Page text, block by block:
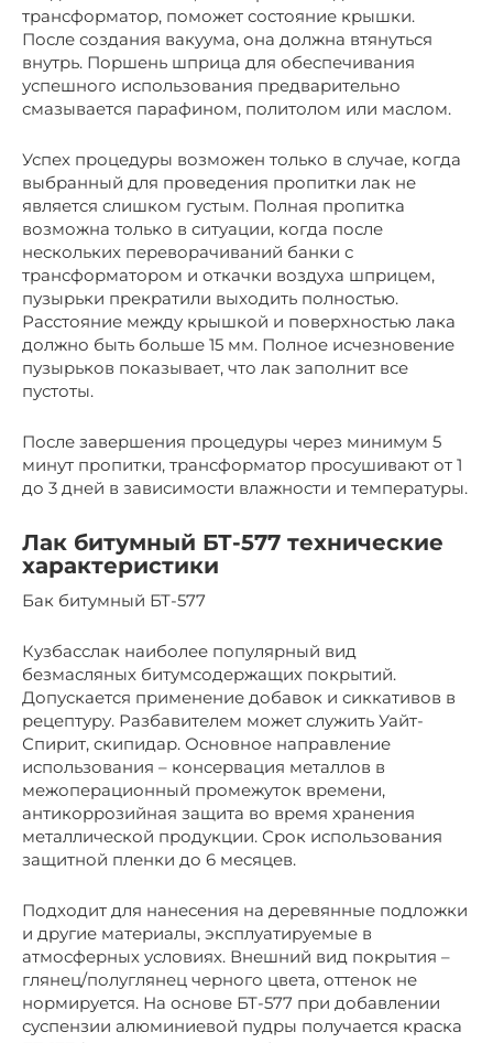
трансформатор, поможет состояние крышки.
После создания вакуума, она должна втянуться
внутрь. Поршень шприца для обеспечивания
успешного использования предварительно
смазывается парафином, политолом или маслом.
Успех процедуры возможен только в случае, когда
выбранный для проведения пропитки лак не
является слишком густым. Полная пропитка
возможна только в ситуации, когда после
нескольких переворачиваний банки с
трансформатором и откачки воздуха шприцем,
пузырьки прекратили выходить полностью.
Расстояние между крышкой и поверхностью лака
должно быть больше 15 мм. Полное исчезновение
пузырьков показывает, что лак заполнит все
пустоты.
После завершения процедуры через минимум 5
минут пропитки, трансформатор просушивают от 1
до 3 дней в зависимости влажности и температуры.
Лак битумный БТ-577 технические
характеристики
Бак битумный БТ-577
Кузбасслак наиболее популярный вид
безмасляных битумсодержащих покрытий.
Допускается применение добавок и сиккативов в
рецептуру. Разбавителем может служить Уайт-
Спирит, скипидар. Основное направление
использования – консервация металлов в
межоперационный промежуток времени,
антикоррозийная защита во время хранения
металлической продукции. Срок использования
защитной пленки до 6 месяцев.
Подходит для нанесения на деревянные подложки
и другие материалы, эксплуатируемые в
атмосферных условиях. Внешний вид покрытия –
глянец/полуглянец черного цвета, оттенок не
нормируется. На основе БТ-577 при добавлении
суспензии алюминиевой пудры получается краска